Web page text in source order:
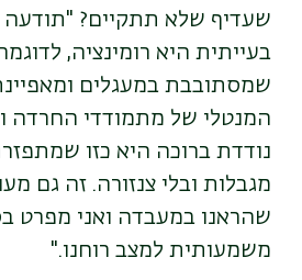
שעדיף שלא תתקיים?
בעייתית היא רומינציה,
שמסתובבת במעגלים
המנטלי של מתמודדי החרדה
נודדת ברוכה היא כזו
מגבלות ובלי צנזורה. זה גם
שהראנו במעבדה ואני מפרט
משמעותית למצב רוחנו."